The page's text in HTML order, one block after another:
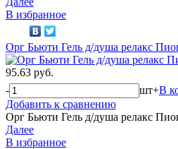
В избранное
Орг Бьюти Гель д/душа релакс
95.63 руб.
-
шт+В
Добавить к сравнению
Орг Бьюти Гель д/душа релакс
Далее
В избранное